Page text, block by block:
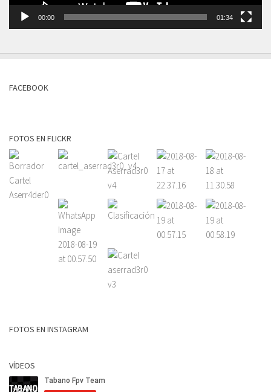
00:00 01:34
FACEBOOK
FOTOS EN FLICKR
FOTOS EN INSTAGRAM
VÍDEOS